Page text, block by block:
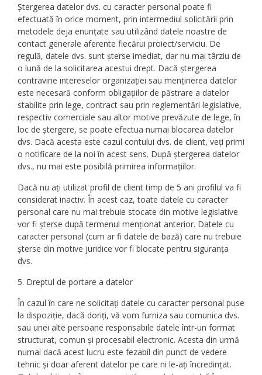
Ștergerea datelor dvs. cu caracter personal poate fi
efectuată în orice moment, prin intermediul solicitării prin
metodele deja enunțate sau utilizând datele noastre de
contact generale aferente fiecărui proiect/serviciu. De
regulă, datele dvs. sunt șterse imediat, dar nu mai târziu de
o lună de la solicitarea acestui drept. Dacă ștergerea
contravine intereselor organizației sau menținerea datelor
este necesară conform obligațiilor de păstrare a datelor
stabilite prin lege, contract sau prin reglementări legislative,
respectiv comerciale sau altor motive prevăzute de lege, în
loc de ștergere, se poate efectua numai blocarea datelor
dvs. Dacă acesta este cazul contului dvs. de client, veți primi
o notificare de la noi în acest sens. După ștergerea datelor
dvs., nu mai este posibilă primirea informațiilor.
Dacă nu ați utilizat profil de client timp de 5 ani profilul va fi
considerat inactiv. În acest caz, toate datele cu caracter
personal care nu mai trebuie stocate din motive legislative
vor fi șterse după termenul menționat anterior. Datele cu
caracter personal (cum ar fi datele de bază) care nu trebuie
șterse din motive juridice vor fi blocate pentru siguranța
dvs.
5. Dreptul de portare a datelor
În cazul în care ne solicitați datele cu caracter personal puse
la dispoziție, dacă doriți, vă vom furniza sau comunica dvs.
sau unei alte persoane responsabile datele într-un format
structurat, comun și procesabil electronic. Acesta din urmă
numai dacă acest lucru este fezabil din punct de vedere
tehnic și doar aferent datelor pe care ni le-ați încredințat.